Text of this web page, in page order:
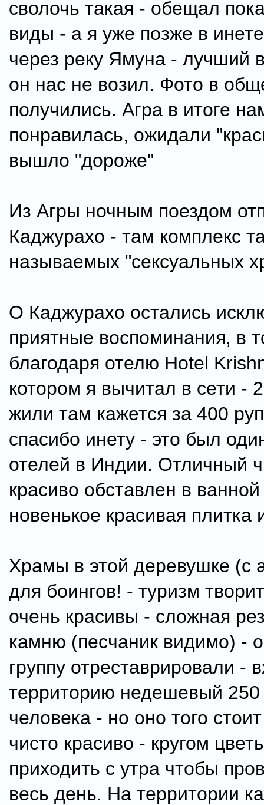
сволочь такая - обещал
виды - а я уже позже в
через реку Ямуна - лучший
он нас не возил. Фото в
получились. Агра в итоге
понравилась, ожидали
вышло "дороже"
Из Агры ночным поездом
Каджурахо - там комплекс
называемых "сексуальных
О Каджурахо остались
приятные воспоминания, в
благодаря отелю Hotel
котором я вычитал в сети -
жили там кажется за 400
спасибо инету - это был
отелей в Индии. Отличный
красиво обставлен в
новенькое красивая плитка
Храмы в этой деревушке (с
для боингов! - туризм
очень красивы - сложная
камню (песчаник видимо) -
группу отреставрировали -
территорию недешевый 250
человека - но оно того
чисто красиво - кругом
приходить с утра чтобы
весь день. На территории